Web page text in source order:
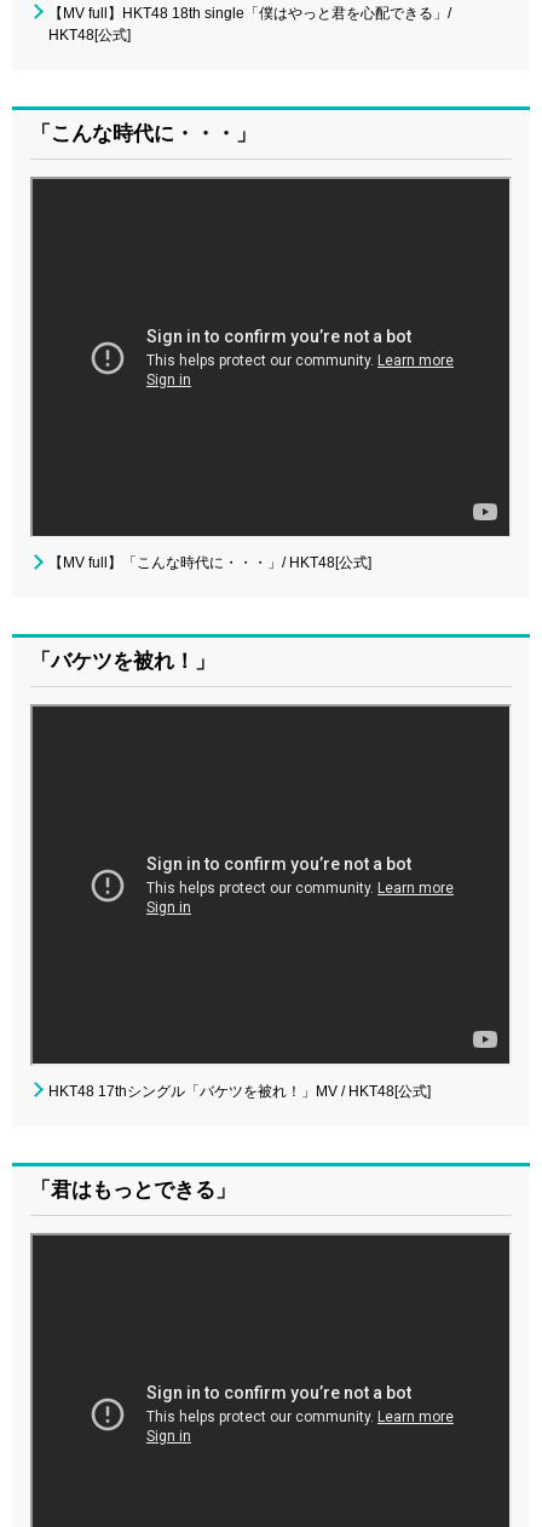
【MV full】HKT48 18th single「僕はやっと君を心配できる」/
HKT48[公式]
「こんな時代に・・・」
【MV full】「こんな時代に・・・」/ HKT48[公式]
「バケツを被れ！」
HKT48 17thシングル「バケツを被れ！」MV / HKT48[公式]
「君はもっとできる」